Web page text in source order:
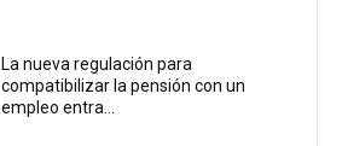
La nueva regulación para
compatibilizar la pensión con un
empleo entra...